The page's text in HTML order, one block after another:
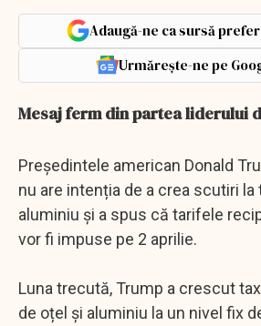
Adaugă-ne ca sursă
Urmărește-ne pe
Mesaj ferm din partea liderului
Președintele american Donald
nu are intenția de a crea scutiri la
aluminiu și a spus că tarifele
vor fi impuse pe 2 aprilie.
Luna trecută, Trump a crescut
de oțel și aluminiu la un nivel fix